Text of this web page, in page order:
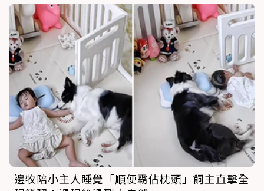
邊牧陪小主人睡覺「順便霸佔枕頭」飼主直擊全